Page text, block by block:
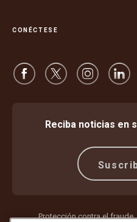
CONÉCTESE
Reciba noticias en
Protección contra el fraude